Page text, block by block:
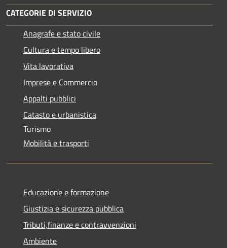
CATEGORIE DI SERVIZIO
Anagrafe e stato civile
Cultura e tempo libero
Vita lavorativa
Imprese e Commercio
Appalti pubblici
Catasto e urbanistica
Turismo
Mobilità e trasporti
Educazione e formazione
Giustizia e sicurezza pubblica
Tributi,finanze e contravvenzioni
Ambiente